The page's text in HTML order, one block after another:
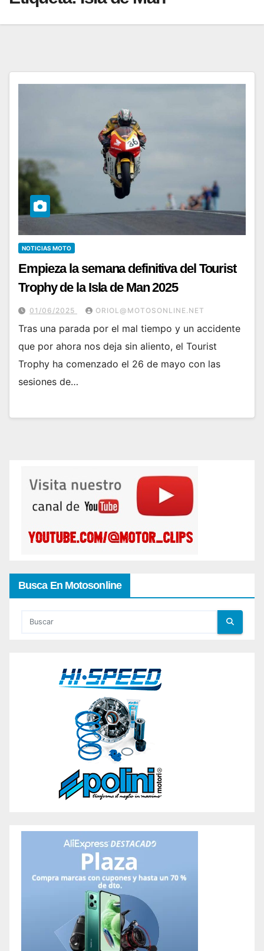
NOTICIAS MOTO
Empieza la semana definitiva del Tourist
Trophy de la Isla de Man 2025
01/06/2025 ORIOL@MOTOSONLINE.NET
Tras una parada por el mal tiempo y un accidente
que por ahora nos deja sin aliento, el Tourist
Trophy ha comenzado el 26 de mayo con las
sesiones de…
Busca En Motosonline